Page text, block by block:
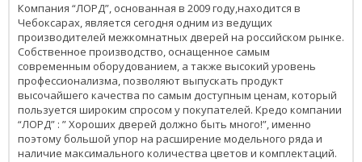
Компания “ЛОРД”, основанная в 2009 году,находится в
Чебоксарах, является сегодня одним из ведущих
производителей межкомнатных дверей на российском рынке.
Собственное производство, оснащенное самым
современным оборудованием, а также высокий уровень
профессионализма, позволяют выпускать продукт
высочайшего качества по самым доступным ценам, который
пользуется широким спросом у покупателей. Кредо компании
“ЛОРД” : ” Хороших дверей должно быть много!”, именно
поэтому большой упор на расширение модельного ряда и
наличие максимального количества цветов и комплектаций.